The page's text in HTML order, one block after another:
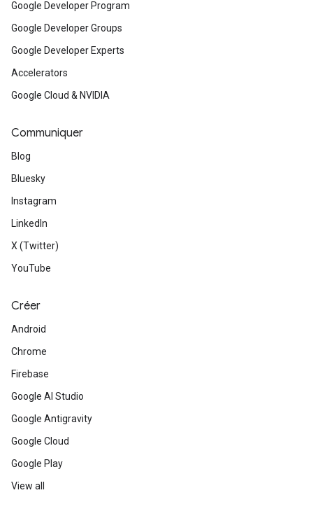
Google Developer Program
Google Developer Groups
Google Developer Experts
Accelerators
Google Cloud & NVIDIA
Communiquer
Blog
Bluesky
Instagram
LinkedIn
X (Twitter)
YouTube
Créer
Android
Chrome
Firebase
Google AI Studio
Google Antigravity
Google Cloud
Google Play
View all